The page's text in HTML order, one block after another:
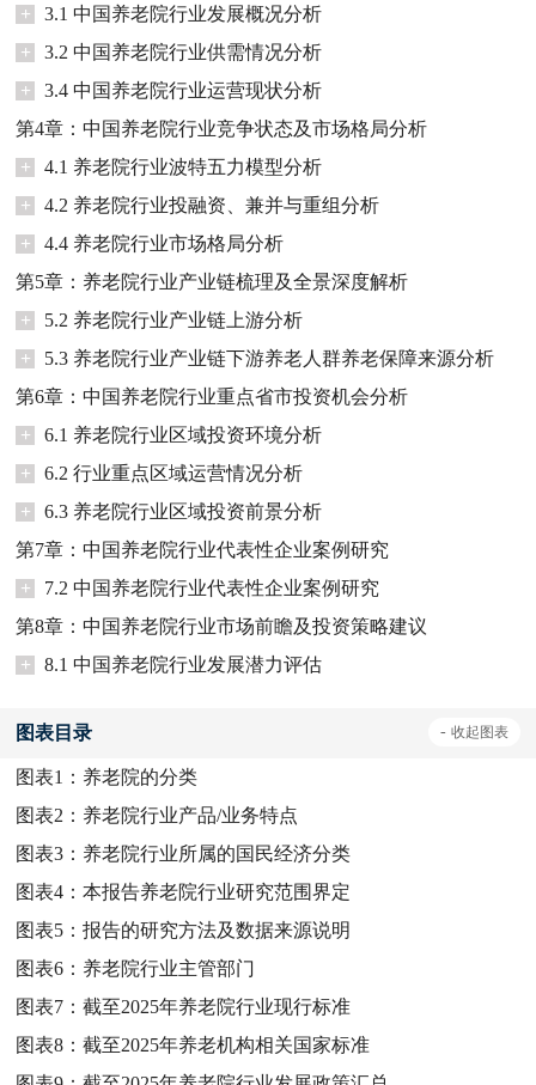
+
3.1 中国养老院行业发展概况分析
+
3.2 中国养老院行业供需情况分析
+
3.4 中国养老院行业运营现状分析
第4章：中国养老院行业竞争状态及市场格局分析
+
4.1 养老院行业波特五力模型分析
+
4.2 养老院行业投融资、兼并与重组分析
+
4.4 养老院行业市场格局分析
第5章：养老院行业产业链梳理及全景深度解析
+
5.2 养老院行业产业链上游分析
+
5.3 养老院行业产业链下游养老人群养老保障来源分析
第6章：中国养老院行业重点省市投资机会分析
+
6.1 养老院行业区域投资环境分析
+
6.2 行业重点区域运营情况分析
+
6.3 养老院行业区域投资前景分析
第7章：中国养老院行业代表性企业案例研究
+
7.2 中国养老院行业代表性企业案例研究
第8章：中国养老院行业市场前瞻及投资策略建议
+
8.1 中国养老院行业发展潜力评估
图表目录 - 收起图表
图表1： 养老院的分类
图表2： 养老院行业产品/业务特点
图表3： 养老院行业所属的国民经济分类
图表4：本报告养老院行业研究范围界定
图表5：报告的研究方法及数据来源说明
图表6： 养老院行业主管部门
图表7：截至2025年养老院行业现行标准
图表8：截至2025年养老机构相关国家标准